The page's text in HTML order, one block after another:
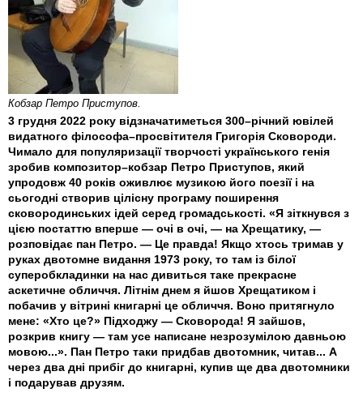
Кобзар Петро Приступов.
3 грудня 2022 року відзначатиметься 300–річний ювілей
видатного філософа–просвітителя Григорія Сковороди.
Чимало для популяризації творчості українського генія
зробив композитор–кобзар Петро Приступов, який
упродовж 40 років оживлює музикою його поезії і на
сьогодні створив цілісну програму поширення
сковородинських ідей серед громадськості. «Я зіткнувся з
цією постаттю вперше — очі в очі, — на Хрещатику, —
розповідає пан Петро. — Це правда! Якщо хтось тримав у
руках двотомне видання 1973 року, то там із білої
суперобкладинки на нас дивиться таке прекрасне
аскетичне обличчя. Літнім днем я йшов Хрещатиком і
побачив у вітрині книгарні це обличчя. Воно притягнуло
мене: «Хто це?» Підходжу — Сковорода! Я зайшов,
розкрив книгу — там усе написане незрозумілою давньою
мовою...». Пан Петро таки придбав двотомник, читав... А
через два дні прибіг до книгарні, купив ще два двотомники
і подарував друзям.